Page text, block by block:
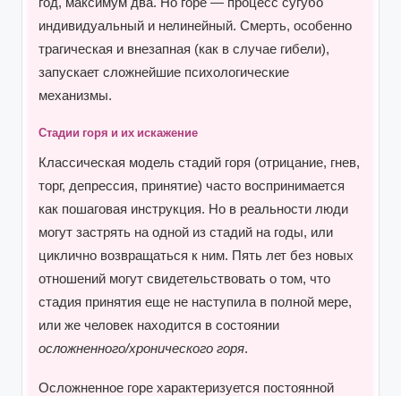
индивидуальный и нелинейный. Смерть, особенно
трагическая и внезапная (как в случае гибели),
запускает сложнейшие психологические
механизмы.
Стадии горя и их искажение
Классическая модель стадий горя (отрицание, гнев,
торг, депрессия, принятие) часто воспринимается
как пошаговая инструкция. Но в реальности люди
могут застрять на одной из стадий на годы, или
циклично возвращаться к ним. Пять лет без новых
отношений могут свидетельствовать о том, что
стадия принятия еще не наступила в полной мере,
или же человек находится в состоянии
осложненного/хронического горя.
Осложненное горе характеризуется постоянной